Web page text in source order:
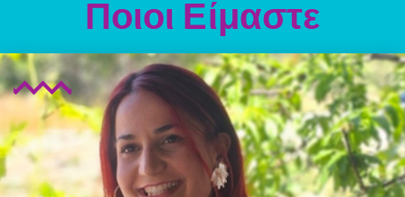
Ποιοι Είμαστε